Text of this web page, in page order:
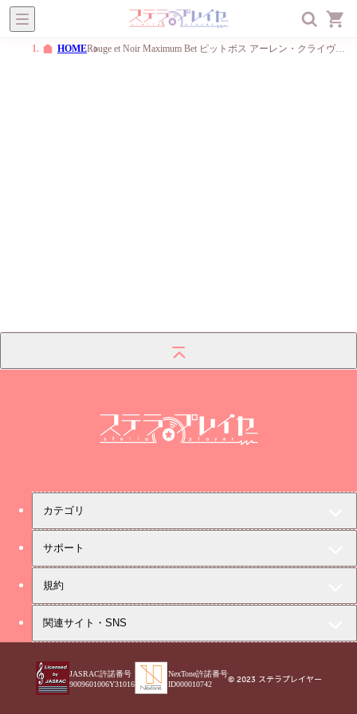
メニュー
ステラプレイヤー
BL 一般
HOME Rouge et Noir Maximum Bet ピットボス アーレン・クライヴ(CV：テトラポット登)
ステラプレイヤー
カテゴリ
サポート
規約
関連サイト・SNS
JASRAC許諾番号
9009601006Y31016
NexTone許諾番号
ID000010742
© 2023 ステラプレイヤー